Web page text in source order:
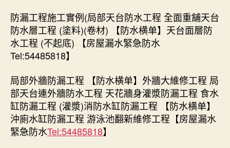
防漏工程施工實例(局部天台防水工程 全面重舖天台
防水層工程 (塗料)(卷材) 【防水横单】天台面層防
水工程 (不起底) 【房屋漏水緊急防水
Tel:54485818】
局部外牆防漏工程 【防水横单】外牆大維修工程 局
部天台連外牆防水工程 天花牆身灌漿防漏工程 食水
缸防漏工程 (灌漿)消防水缸防漏工程 【防水横单】
沖廁水缸防漏工程 游泳池翻新維修工程【房屋漏水
緊急防水Tel:54485818】